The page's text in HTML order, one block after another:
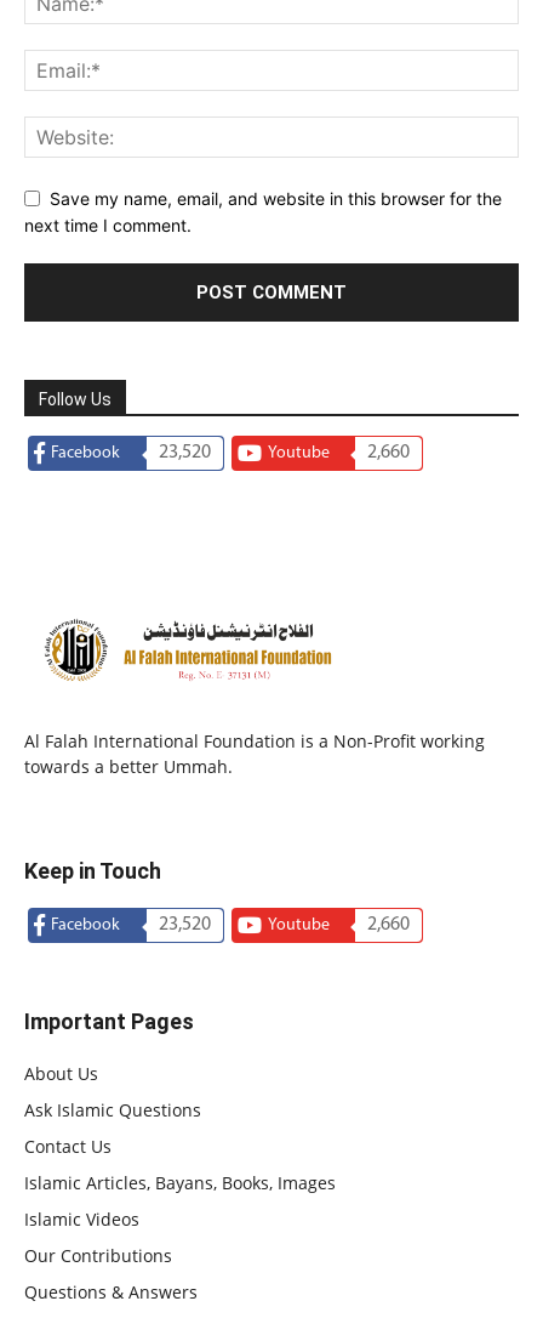
Save my name, email, and website in this browser for the
next time I comment.
Follow Us
Facebook 23,520 Youtube 2,660
Al Falah International Foundation is a Non-Profit working
towards a better Ummah.
Keep in Touch
Facebook 23,520 Youtube 2,660
Important Pages
About Us
Ask Islamic Questions
Contact Us
Islamic Articles, Bayans, Books, Images
Islamic Videos
Our Contributions
Questions & Answers